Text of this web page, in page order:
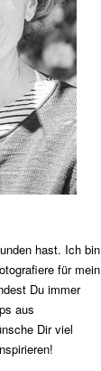
hast. Ich bin
für mein
Du immer
aus
Dir viel